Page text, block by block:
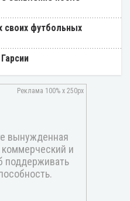
футбольных